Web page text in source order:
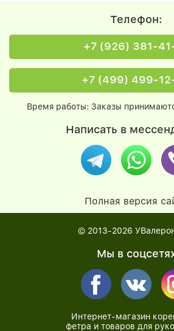
Телефон:
+7 (926) 381-
+7 (499) 499-
Время работы: Заказы
Написать в
Полная версия
© 2013-2026
Мы в
Интернет-магазин
фетра и товаров для